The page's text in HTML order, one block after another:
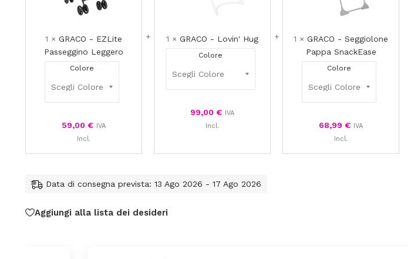
1 × GRACO - EZLite
Passeggino Leggero
Colore
59,00 € IVA
Incl.
1 × GRACO - Lovin' Hug
Colore
99,00 € IVA
Incl.
1 × GRACO - Seggiolone
Pappa SnackEase
Colore
68,99 € IVA
Incl.
Data di consegna prevista: 13 Ago 2026 - 17 Ago 2026
Aggiungi alla lista dei desideri